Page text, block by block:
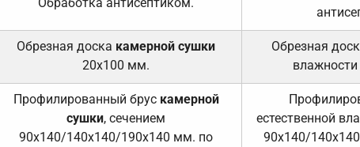
Обрезная доска камерной сушки
20х100 мм.
Обрезная
Профилированный брус камерной
сушки, сечением
90х140/140х140/190х140 мм. по
естественной
90х140/